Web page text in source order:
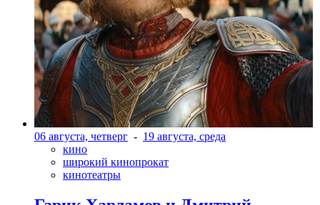
06 августа, четверг - 19 августа, среда
кино
широкий кинопрокат
кинотеатры